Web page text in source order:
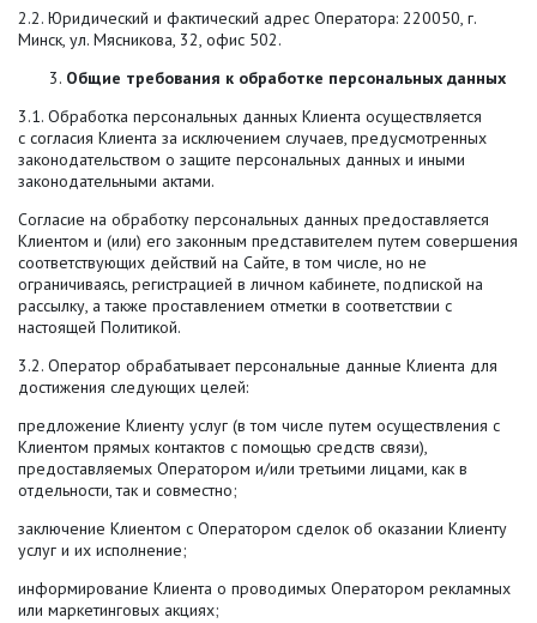
2.2. Юридический и фактический адрес Оператора: 220050, г.
Минск, ул. Мясникова, 32, офис 502.
Общие требования к обработке персональных данных
3.1. Обработка персональных данных Клиента осуществляется
с согласия Клиента за исключением случаев, предусмотренных
законодательством о защите персональных данных и иными
законодательными актами.
Согласие на обработку персональных данных предоставляется
Клиентом и (или) его законным представителем путем совершения
соответствующих действий на Сайте, в том числе, но не
ограничиваясь, регистрацией в личном кабинете, подпиской на
рассылку, а также проставлением отметки в соответствии с
настоящей Политикой.
3.2. Оператор обрабатывает персональные данные Клиента для
достижения следующих целей:
предложение Клиенту услуг (в том числе путем осуществления с
Клиентом прямых контактов с помощью средств связи),
предоставляемых Оператором и/или третьими лицами, как в
отдельности, так и совместно;
заключение Клиентом с Оператором сделок об оказании Клиенту
услуг и их исполнение;
информирование Клиента о проводимых Оператором рекламных
или маркетинговых акциях;